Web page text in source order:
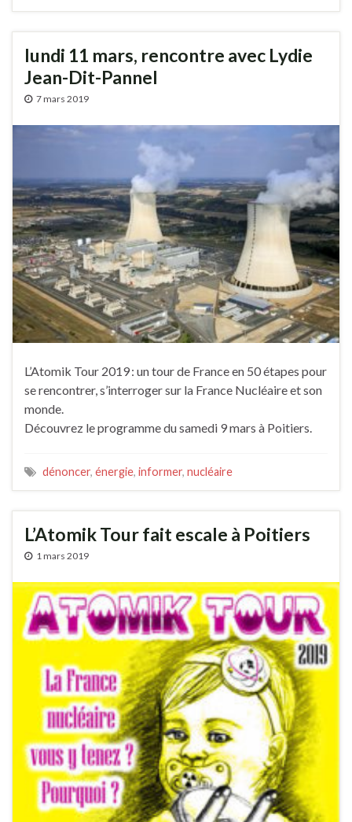
lundi 11 mars, rencontre avec Lydie
Jean-Dit-Pannel
7 mars 2019
L’Atomik Tour 2019 : un tour de France en 50 étapes pour
se rencontrer, s’interroger sur la France Nucléaire et son
monde.
Découvrez le programme du samedi 9 mars à Poitiers.
dénoncer, énergie, informer, nucléaire
L’Atomik Tour fait escale à Poitiers
1 mars 2019